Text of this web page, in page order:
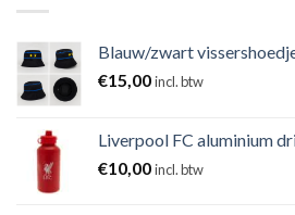
Blauw/zwart
€15,00incl. btw
Liverpool FC aluminium
€10,00incl. btw